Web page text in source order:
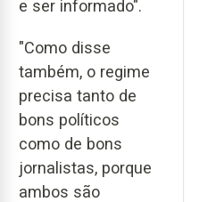
e ser informado".
"Como disse
também, o regime
precisa tanto de
bons políticos
como de bons
jornalistas, porque
ambos são